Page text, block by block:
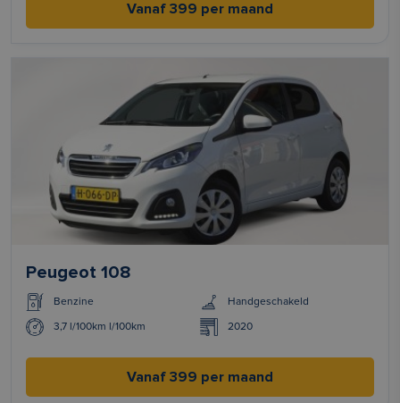
Vanaf 399 per maand
Peugeot 108
Benzine Handgeschakeld
3,7 l/100km l/100km 2020
Vanaf 399 per maand